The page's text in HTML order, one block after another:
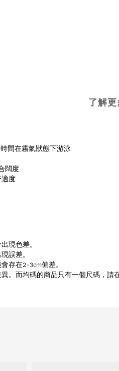
了解
間在霧氣狀態下游泳
闊度
度
現色差。
誤差。
存在2-3cm偏差。
。而均碼的商品只有一個尺碼，請